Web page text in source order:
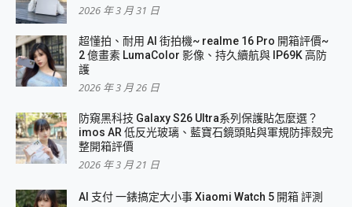
2026 年 3 月 31 日
超懂拍、耐用 AI 街拍機~ realme 16 Pro 開箱評價~
2 億畫素 LumaColor 影像、持久續航與 IP69K 高防
護
2026 年 3 月 26 日
防窺黑科技 Galaxy S26 Ultra系列保護貼怎麼選？
imos AR 低反光玻璃、藍寶石鏡頭貼與軍規防摔殼完
整開箱評價
2026 年 3 月 21 日
AI 支付 一錶搞定大小事 Xiaomi Watch 5 開箱 評測